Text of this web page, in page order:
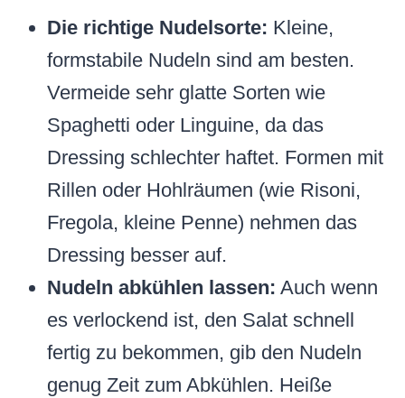
Die richtige Nudelsorte: Kleine,
formstabile Nudeln sind am besten.
Vermeide sehr glatte Sorten wie
Spaghetti oder Linguine, da das
Dressing schlechter haftet. Formen mit
Rillen oder Hohlräumen (wie Risoni,
Fregola, kleine Penne) nehmen das
Dressing besser auf.
Nudeln abkühlen lassen: Auch wenn
es verlockend ist, den Salat schnell
fertig zu bekommen, gib den Nudeln
genug Zeit zum Abkühlen. Heiße